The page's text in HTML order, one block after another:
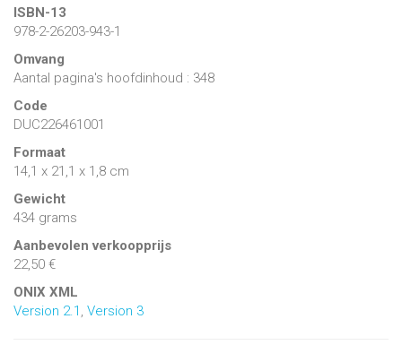
ISBN-13
978-2-26203-943-1
Omvang
Aantal pagina's hoofdinhoud : 348
Code
DUC226461001
Formaat
14,1 x 21,1 x 1,8 cm
Gewicht
434 grams
Aanbevolen verkoopprijs
22,50 €
ONIX XML
Version 2.1 , Version 3